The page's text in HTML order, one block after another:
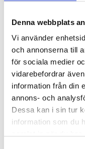
Denna webbplats
Vi använder
och annonserna till
för sociala medier
vidarebefordrar
information från din
annons- och
Dessa kan i sin tur
information som du
Luleå
Köpa och äga
Köpa och äga
Fordonstyper
Fordonstyper